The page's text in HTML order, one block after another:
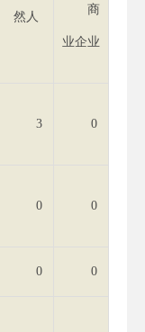
然人
商
业企业
3 0
0 0
0 0